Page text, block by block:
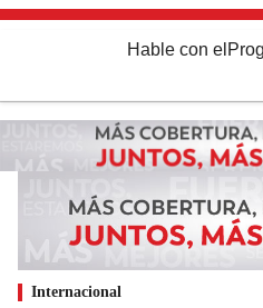
Hable con el
Internacional